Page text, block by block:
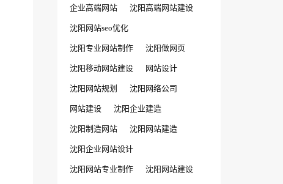
企业高端网站 沈阳高端网站建设
沈阳网站seo优化
沈阳专业网站制作 沈阳做网页
沈阳移动网站建设 网站设计
沈阳网站规划 沈阳网络公司
网站建设 沈阳企业建造
沈阳制造网站 沈阳网站建造
沈阳企业网站设计
沈阳网站专业制作 沈阳网站建设